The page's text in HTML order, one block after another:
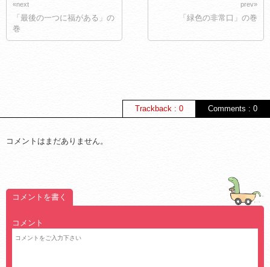
«next
「最後の一つに福がある」の
巻
prev»
「緑色の非常口」の巻
Comments : 0
Trackback : 0
コメントはまだありません。
コメントを書く
コメント